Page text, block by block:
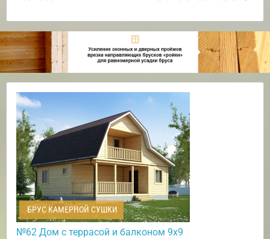
БРУС КАМЕРНОЙ СУШКИ
№62 Дом c террасой и балконом 9х9